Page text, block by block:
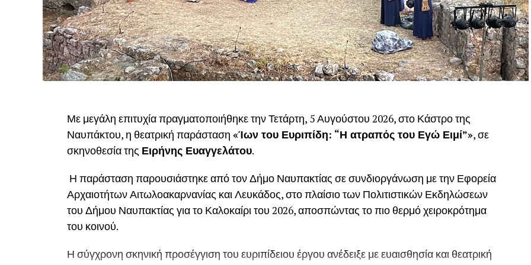
Με μεγάλη επιτυχία πραγματοποιήθηκε την Τετάρτη, 5 Αυγούστου 2026, στο Κάστρο της
Ναυπάκτου, η θεατρική παράσταση «Ίων του Ευριπίδη: “Η ατραπός του Εγώ Ειμί”», σε
σκηνοθεσία της Ειρήνης Ευαγγελάτου.
Η παράσταση παρουσιάστηκε από τον Δήμο Ναυπακτίας σε συνδιοργάνωση με την Εφορεία
Αρχαιοτήτων Αιτωλοακαρνανίας και Λευκάδος, στο πλαίσιο των Πολιτιστικών Εκδηλώσεων
του Δήμου Ναυπακτίας για το Καλοκαίρι του 2026, αποσπώντας το πιο θερμό χειροκρότημα
του κοινού.
Η σύγχρονη σκηνική προσέγγιση του ευριπίδειου έργου ανέδειξε με ευαισθησία και θεατρική